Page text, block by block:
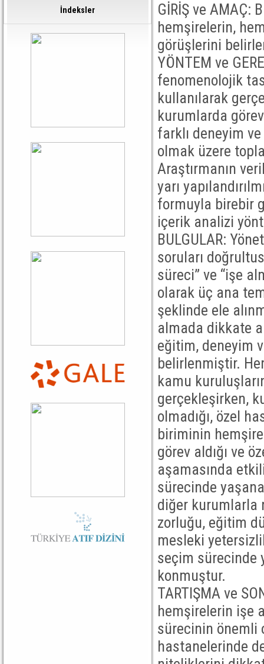
İndeksler
GİRİŞ ve AMAÇ:
hemşirelerin,
görüşlerini
YÖNTEM ve
fenomenolojik
kullanılarak
kurumlarda
farklı deneyim
olmak üzere
Araştırmanın
yarı
formuyla birebir
içerik analizi
BULGULAR:
soruları
süreci” ve “işe
olarak üç ana
şeklinde ele
almada dikkate
eğitim, deneyim
belirlenmiştir.
kamu
gerçekleşirken,
olmadığı, özel
biriminin
görev aldığı ve
aşamasında
sürecinde
diğer kurumlarla
zorluğu, eğitim
mesleki
seçim sürecinde
konmuştur.
TARTIŞMA ve
hemşirelerin işe
sürecinin önemli
hastanelerinde